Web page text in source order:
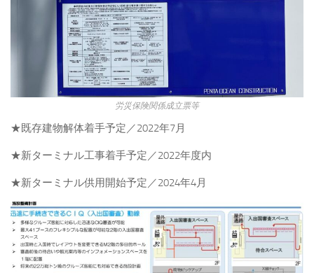
労災保険関係成立票等
★既存建物解体着手予定／2022年7月
★新ターミナル工事着手予定／2022年度内
★新ターミナル供用開始予定／2024年4月